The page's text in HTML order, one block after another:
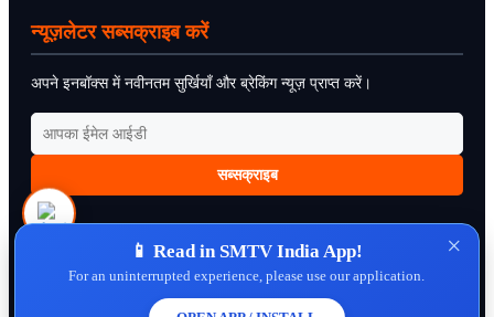
न्यूज़लेटर सब्सक्राइब करें
अपने इनबॉक्स में नवीनतम सुर्खियाँ और ब्रेकिंग न्यूज़ प्राप्त करें।
सब्सक्राइब
About UsContact UsDisclaimerPrivacy PolicyCookie Policy
Cancellation Policy
Terms & Conditions
×
📱 Read in SMTV India App!
For an uninterrupted experience, please use our application.